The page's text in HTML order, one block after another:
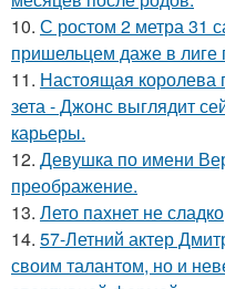
10. С ростом 2 метра 31
пришельцем даже в лиге
11. Настоящая королева
зета - Джонс выглядит
карьеры.
12. Девушка по имени
преображение.
13. Лето пахнет не
14. 57-Летний актер
своим талантом, но и